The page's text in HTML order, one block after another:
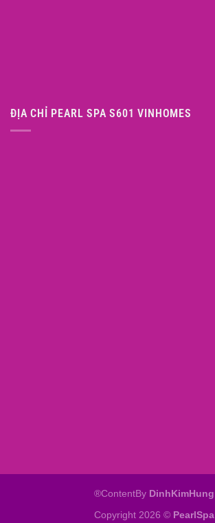
ĐỊA CHỈ PEARL SPA S601 VINHOMES
®ContentBy DinhKimHung
Copyright 2026 © PearlSpa